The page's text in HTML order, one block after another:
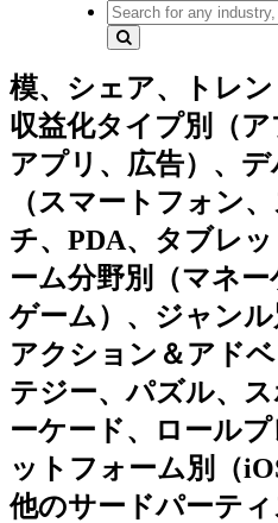
模、シェア、トレン
収益化タイプ別（
アプリ、広告）、
（スマートフォン
チ、PDA、タブレ
ーム分野別（マネ
ゲーム）、ジャンル
アクション＆アド
テジー、パズル、
ーケード、ロール
ットフォーム別（
他のサードパーテ